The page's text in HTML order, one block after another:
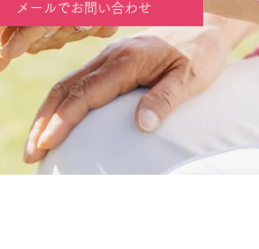
メールでお問い合わせ